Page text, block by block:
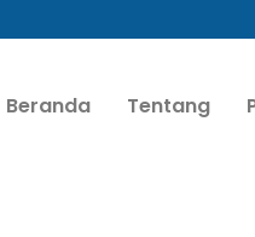
Beranda
Tentang